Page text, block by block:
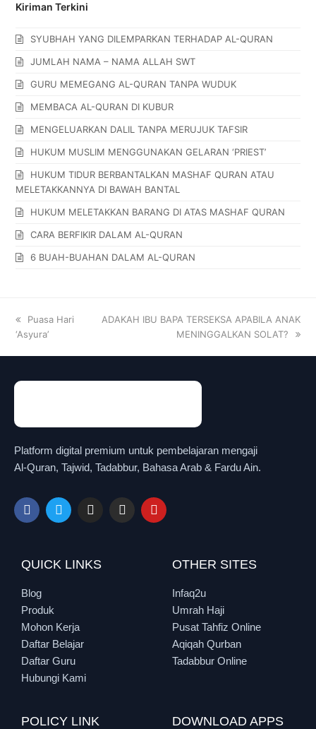
Kiriman Terkini
SYUBHAH YANG DILEMPARKAN TERHADAP AL-QURAN
JUMLAH NAMA – NAMA ALLAH SWT
GURU MEMEGANG AL-QURAN TANPA WUDUK
MEMBACA AL-QURAN DI KUBUR
MENGELUARKAN DALIL TANPA MERUJUK TAFSIR
HUKUM MUSLIM MENGGUNAKAN GELARAN ‘PRIEST’
HUKUM TIDUR BERBANTALKAN MASHAF QURAN ATAU
MELETAKKANNYA DI BAWAH BANTAL
HUKUM MELETAKKAN BARANG DI ATAS MASHAF QURAN
CARA BERFIKIR DALAM AL-QURAN
6 BUAH-BUAHAN DALAM AL-QURAN
Puasa Hari
‘Asyura’
ADAKAH IBU BAPA TERSEKSA APABILA ANAK
MENINGGALKAN SOLAT?
Platform digital premium untuk pembelajaran mengaji
Al-Quran, Tajwid, Tadabbur, Bahasa Arab & Fardu Ain.
QUICK LINKS
Blog
Produk
Mohon Kerja
Daftar Belajar
Daftar Guru
Hubungi Kami
OTHER SITES
Infaq2u
Umrah Haji
Pusat Tahfiz Online
Aqiqah Qurban
Tadabbur Online
POLICY LINK DOWNLOAD APPS